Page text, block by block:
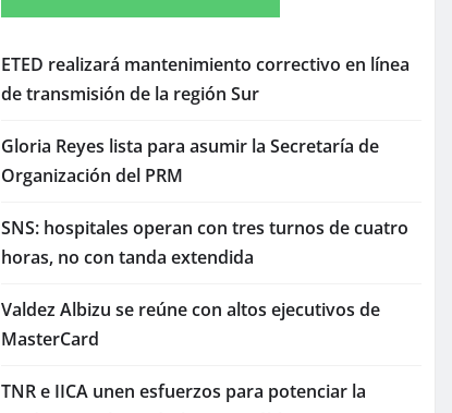
ETED realizará mantenimiento correctivo en línea
de transmisión de la región Sur
Gloria Reyes lista para asumir la Secretaría de
Organización del PRM
SNS: hospitales operan con tres turnos de cuatro
horas, no con tanda extendida
Valdez Albizu se reúne con altos ejecutivos de
MasterCard
TNR e IICA unen esfuerzos para potenciar la